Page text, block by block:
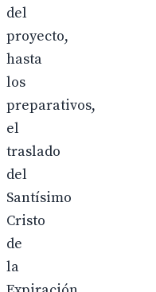
del
proyecto,
hasta
los
preparativos,
el
traslado
del
Santísimo
Cristo
de
la